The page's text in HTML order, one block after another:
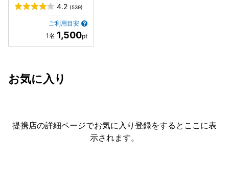
4.2 (539)
ご利用目安
1,500
お気に入り
提携店の詳細ページでお気に入り登録をすると ここに表
示されます。